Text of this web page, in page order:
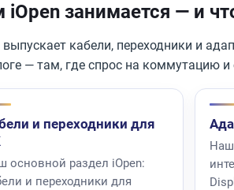
iOpen занимается — и
выпускает кабели, переходники и
— там, где спрос на коммутацию и
и переходники для
основной раздел iOpen:
и переходники для
Наш